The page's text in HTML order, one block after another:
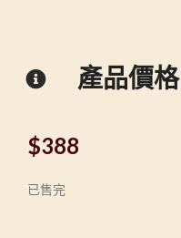
產品價格
$388
已售完